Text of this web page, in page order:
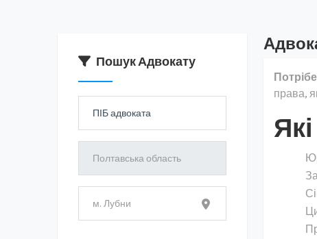
Пошук Адвокату
права,